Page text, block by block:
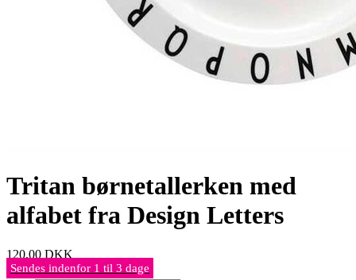
Tritan børnetallerken med
alfabet fra Design Letters
120,00 DKK
Sendes indenfor 1 til 3 dage